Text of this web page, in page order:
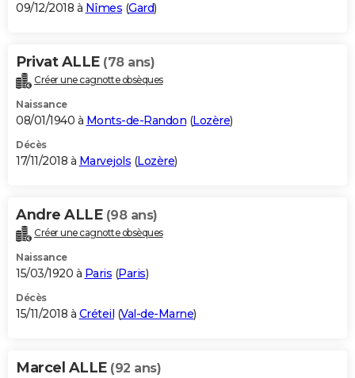
09/12/2018 à Nîmes (Gard)
Privat ALLE (78 ans)
Créer une cagnotte obsèques
Naissance
08/01/1940 à Monts-de-Randon (Lozère)
Décès
17/11/2018 à Marvejols (Lozère)
Andre ALLE (98 ans)
Créer une cagnotte obsèques
Naissance
15/03/1920 à Paris (Paris)
Décès
15/11/2018 à Créteil (Val-de-Marne)
Marcel ALLE (92 ans)